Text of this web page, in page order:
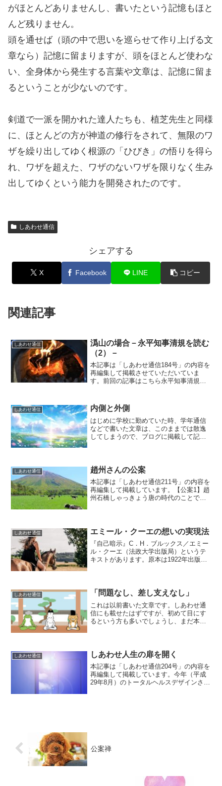
がほとんどありませんし、書いたという記憶もほと
んど残りません。
頭を通せば（頭の中で思いを巡らせて作り上げる文
章なら）記憶に留まりますが、頭をほとんど使わな
い、全身体から発生する言葉や文章は、記憶に留ま
るということが少ないのです。
剣道で一派を開かれた達人たちも、植芝先生と同様
に、ほとんどの方が神道の修行をされて、無限のワ
ザを繰り出してゆく根源の「ひびき」の悟りを得ら
れ、ワザを超えた、ワザのないワザを限りなく生み
出してゆくという能力を開発されたのです。
しあわせ通信
シェアする
X Facebook LINE コピー
関連記事
しあわせ通信
潙山の場合－永平知事清規を読む
（2）－
本記事は「しあわせ通信184号」の内容を
再編集して掲載させていただいていま
す。前回の記事はこちら永平知事清規え
れています。潙山さんに関する記事は、
それ以外にもいくつか、...
しあわせ通信 内側と外側
はじめに学校に勤めていた時、学年通信
などで書いた文章は、このままでは散逸
してしまうので、ブログに掲載して記録
の後をたどるのが難しいか...
しあわせ通信 趙州さんの公案
本記事は「しあわせ通信211号」の内容を
再編集して掲載しています。【公案1】趙
州石橋しゃっきょう唐の時代のことで
やって来ましたが、た...
しあわせ通信 エミール・クーエの想いの実現法
『自己暗示』C．H．ブルックス／エミー
ル・クーエ（法政大学出版局）というテ
キストがあります。原本は1922年出版
いてさまざまな病気の...
しあわせ通信 「問題なし、差し支えなし」
これは以前書いた文章です。しあわせ通
信にも載せたはずですが、初めて目にす
るという方も多いでしょうし、まだ本に
いた「想いの実現法」を紹...
しあわせ通信 しあわせ人生の扉を開く
本記事は「しあわせ通信204号」の内容を
再編集して掲載しています。今年（平成
29年8月）のトータルヘルスデザインさん
公案禅